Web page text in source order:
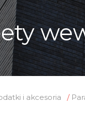
i akcesoria